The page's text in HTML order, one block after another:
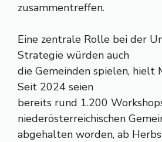
zusammentreffen.
Eine zentrale Rolle bei der
Strategie würden auch
die Gemeinden spielen, hielt
Seit 2024 seien
bereits rund 1.200
niederösterreichischen
abgehalten worden, ab